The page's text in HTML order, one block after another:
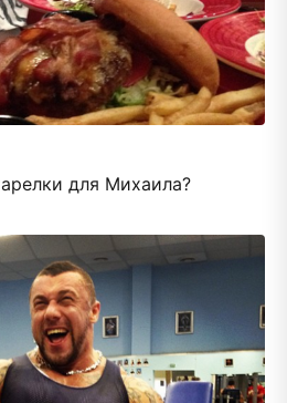
для Михаила?